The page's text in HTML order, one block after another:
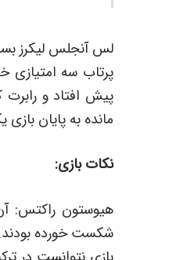
مانده به پایان
نکات بازی:
شکست خورده بودند.